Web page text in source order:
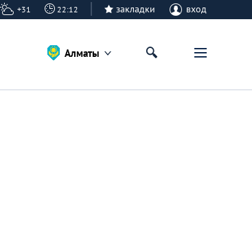
+31 22:12 закладки вход
Алматы